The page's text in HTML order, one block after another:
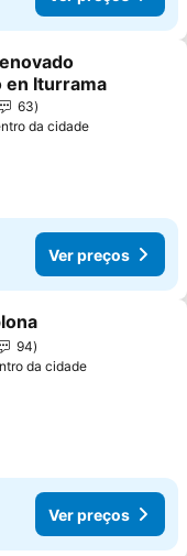
aos favoritos
en Iturrama
63
da cidade
Ver preços
aos favoritos
94
da cidade
Ver preços